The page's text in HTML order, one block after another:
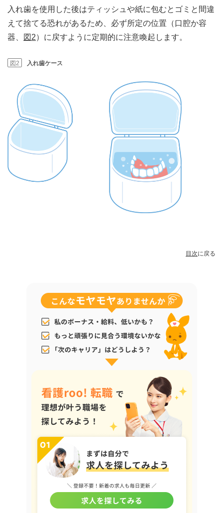
入れ歯を使用した後はティッシュや紙に包むとゴミと間違
えて捨てる恐れがあるため、必ず所定の位置（口腔か容
器、
図2）に戻すように定期的に注意喚起します。
図2 入れ歯ケース
目次に戻る